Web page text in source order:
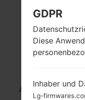
LG
AUS
GDPR
Diese
Inhaber und
Lg-